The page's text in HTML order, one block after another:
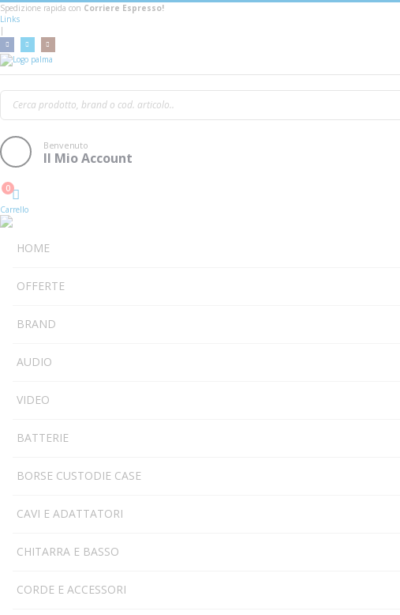
Spedizione rapida con Corriere Espresso!
Links
|
Benvenuto
Il Mio Account
Cart
0
Carrello
HOME
OFFERTE
BRAND
AUDIO
VIDEO
BATTERIE
BORSE CUSTODIE CASE
CAVI E ADATTATORI
CHITARRA E BASSO
CORDE E ACCESSORI